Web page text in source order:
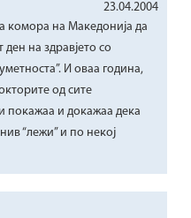
23.04.2004
комора на Македонија да
на здравјето со
И оваа година,
од сите
покажаа и докажаа дека
“лежи” и по некој